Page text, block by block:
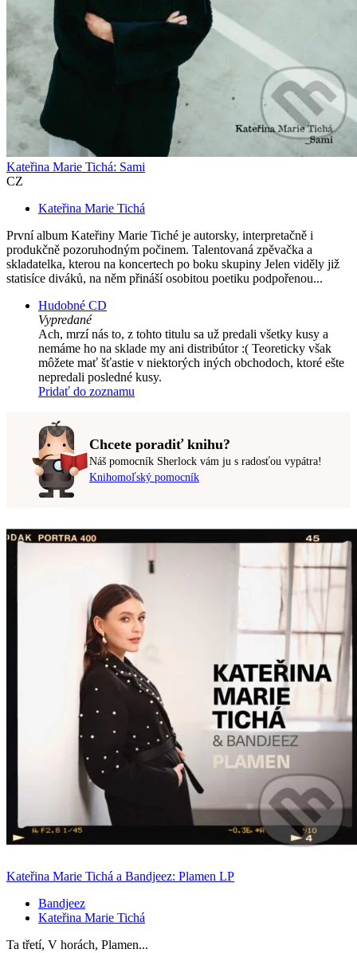
Kateřina Marie Tichá: Sami
CZ
Kateřina Marie Tichá
První album Kateřiny Marie Tiché je autorsky, interpretačně i
produkčně pozoruhodným počinem. Talentovaná zpěvačka a
skladatelka, kterou na koncertech po boku skupiny Jelen viděly již
statisíce diváků, na něm přináší osobitou poetiku podpořenou...
Hudobné CD
Vypredané
Ach, mrzí nás to, z tohto titulu sa už predali všetky kusy a
nemáme ho na sklade my ani distribútor :( Teoreticky však
môžete mať šťastie v niektorých iných obchodoch, ktoré ešte
nepredali posledné kusy.
Pridať do zoznamu
Chcete poradiť knihu?
Náš pomocník Sherlock vám ju s radosťou vypátra!
Knihomoľský pomocník
Kateřina Marie Tichá a Bandjeez: Plamen LP
Bandjeez
Kateřina Marie Tichá
Ta třetí, V horách, Plamen...